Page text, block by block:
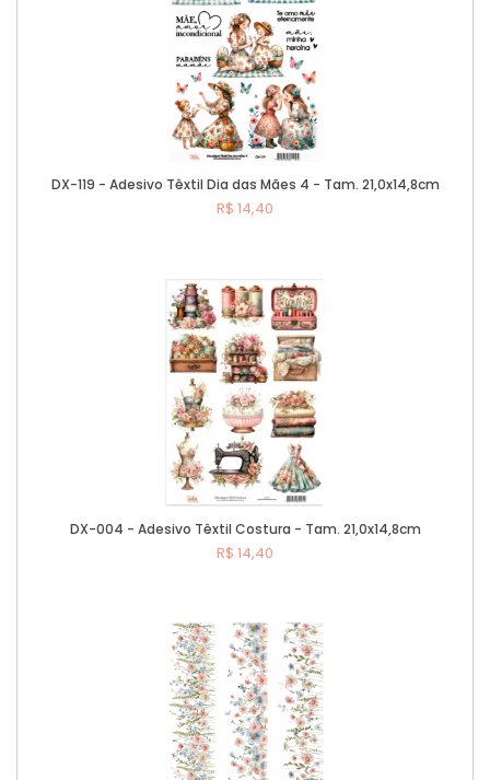
DX-119 - Adesivo Têxtil Dia das Mães 4 - Tam. 21,0x14,8cm
R$ 14,40
DX-004 - Adesivo Têxtil Costura - Tam. 21,0x14,8cm
R$ 14,40